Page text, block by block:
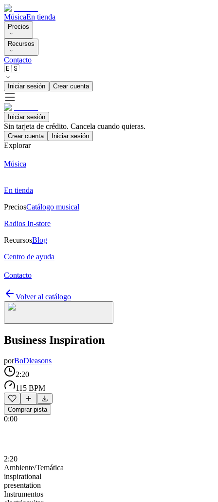
MúsicaEn tienda
Precios
Recursos
Contacto
🇪🇸
Iniciar sesión Crear cuenta
Iniciar sesión
Sin tarjeta de crédito. Cancela cuando quieras.
Crear cuenta Iniciar sesión
Explorar
Música
En tienda
PreciosCatálogo musical
Radios In-store
RecursosBlog
Centro de ayuda
Contacto
Volver al catálogo
Business Inspiration
porBoDleasons
2:20
115 BPM
Comprar pista
0:00
2:20
Ambiente/Temática
inspirational
presentation
Instrumentos